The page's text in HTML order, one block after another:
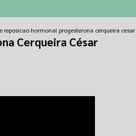
hormonal progesterona cerqueira cesar
Cerqueira César